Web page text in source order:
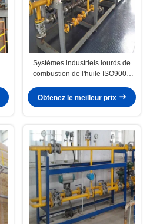
Systèmes industriels lourds de
combustion de l'huile ISO9001
Obtenez le meilleur prix